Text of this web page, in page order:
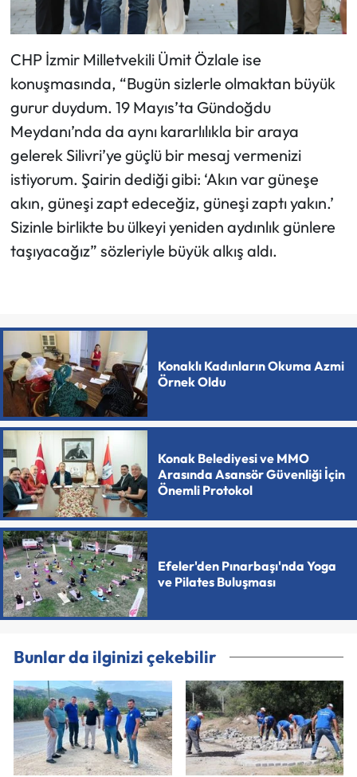
CHP İzmir Milletvekili Ümit Özlale ise
konuşmasında, “Bugün sizlerle olmaktan büyük
gurur duydum. 19 Mayıs’ta Gündoğdu
Meydanı’nda da aynı kararlılıkla bir araya
gelerek Silivri’ye güçlü bir mesaj vermenizi
istiyorum. Şairin dediği gibi: ‘Akın var güneşe
akın, güneşi zapt edeceğiz, güneşi zaptı yakın.’
Sizinle birlikte bu ülkeyi yeniden aydınlık günlere
taşıyacağız” sözleriyle büyük alkış aldı.
Konaklı Kadınların Okuma Azmi
Örnek Oldu
Konak Belediyesi ve MMO
Arasında Asansör Güvenliği İçin
Önemli Protokol
Efeler'den Pınarbaşı'nda Yoga
ve Pilates Buluşması
Bunlar da ilginizi çekebilir